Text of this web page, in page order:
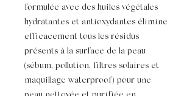
formulée avec des huiles végétales
hydratantes et antioxydantes élimine
efficacement tous les résidus
présents à la surface de la peau
(sébum, pollution, filtres solaires et
maquillage waterproof) pour une